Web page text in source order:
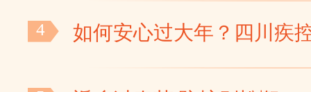
4
如何安心过大年？四川疾
这样放心买买买